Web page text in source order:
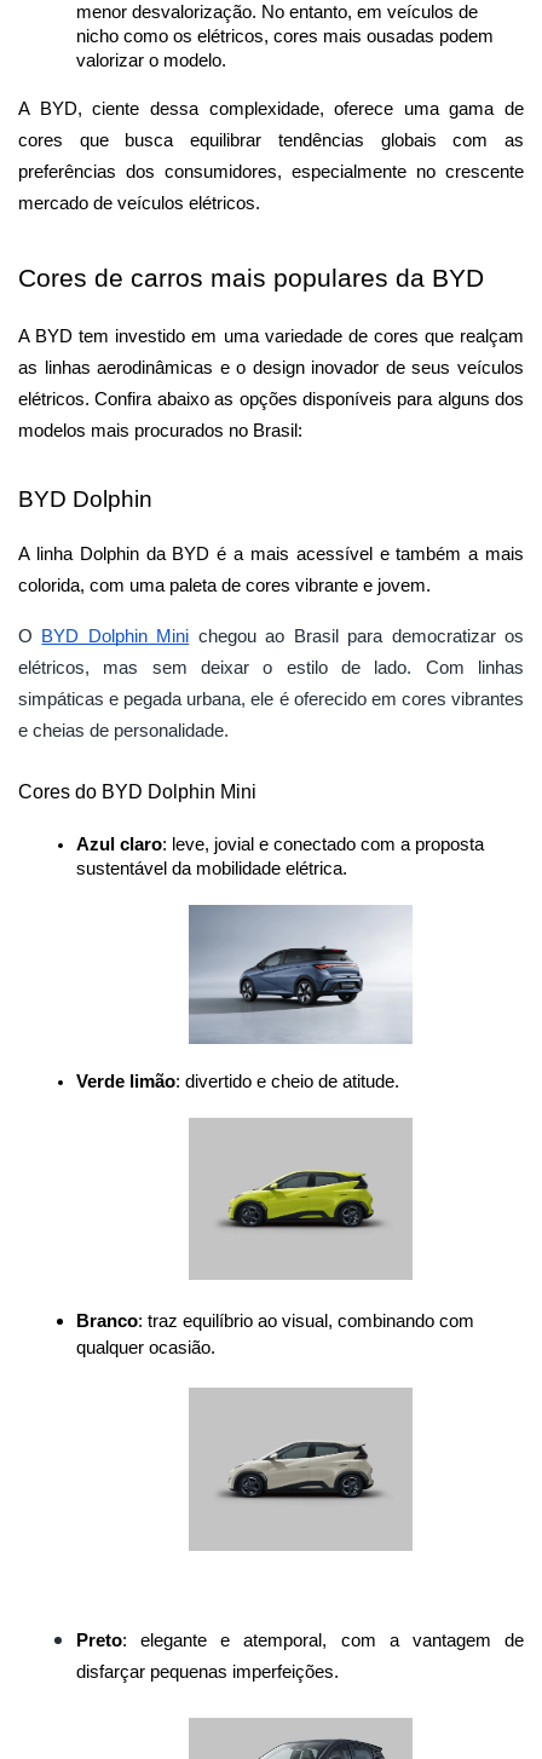
menor desvalorização. No entanto, em veículos de
nicho como os elétricos, cores mais ousadas podem
valorizar o modelo.
A BYD, ciente dessa complexidade, oferece uma gama de
cores que busca equilibrar tendências globais com as
preferências dos consumidores, especialmente no crescente
mercado de veículos elétricos.
Cores de carros mais populares da BYD
A BYD tem investido em uma variedade de cores que realçam
as linhas aerodinâmicas e o design inovador de seus veículos
elétricos. Confira abaixo as opções disponíveis para alguns dos
modelos mais procurados no Brasil:
BYD Dolphin
A linha Dolphin da BYD é a mais acessível e também a mais
colorida, com uma paleta de cores vibrante e jovem.
O BYD Dolphin Mini chegou ao Brasil para democratizar os
elétricos, mas sem deixar o estilo de lado. Com linhas
simpáticas e pegada urbana, ele é oferecido em cores vibrantes
e cheias de personalidade.
Cores do BYD Dolphin Mini
Azul claro: leve, jovial e conectado com a proposta
sustentável da mobilidade elétrica.
Verde limão: divertido e cheio de atitude.
Branco: traz equilíbrio ao visual, combinando com
qualquer ocasião.
Preto: elegante e atemporal, com a vantagem de
disfarçar pequenas imperfeições.